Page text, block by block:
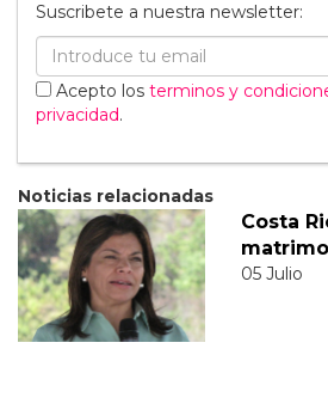
Suscribete a nuestra newsletter:
Acepto los terminos y
privacidad.
Noticias relacionadas
Costa
05 Julio